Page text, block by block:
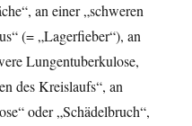
an einer „schweren
(= „Lagerfieber“), an
Lungentuberkulose,
des Kreislaufs“, an
oder „Schädelbruch“,